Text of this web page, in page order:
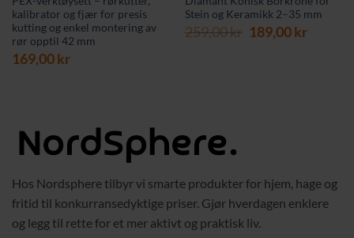
kalibrator og fjær for presis
kutting og enkel montering av
rør opptil 42 mm
169,00kr
Stein og Keramikk 2–35 mm
259,00kr Opprinnelig
189,00kr
Hos Nordsphere tilbyr vi smarte produkter for hjem, hage og
fritid til konkurransedyktige priser. Gjør hverdagen enklere
og legg til rette for et mer aktivt og praktisk liv.